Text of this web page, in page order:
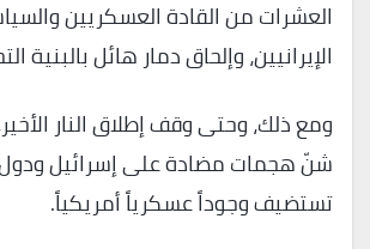
العشرات من القادة العسكريين
الإيرانيين، وإلحاق دمار هائل بالبنية
ومع ذلك، وحتى وقف إطلاق النار
شنّ هجمات مضادة على إسرائيل ودول
تستضيف وجوداً عسكرياً أمريكياً.